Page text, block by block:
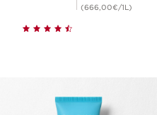
(666,00€/1L)